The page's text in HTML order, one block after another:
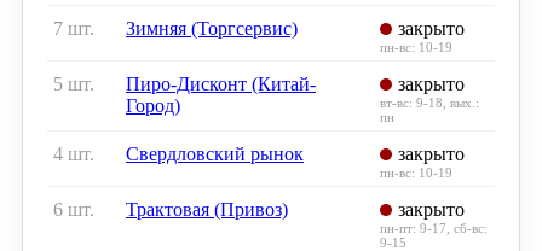
7 шт. Зимняя (Торгсервис) закрыто
пн-вс: 10-19
5 шт.
Пиро-Дисконт (Китай-
Город)
закрыто
вт-вс: 9-18, вых.:
пн
4 шт. Свердловский рынок закрыто
пн-вс: 10-19
6 шт. Трактовая (Привоз) закрыто
пн-пт: 9-17, сб-вс:
9-15